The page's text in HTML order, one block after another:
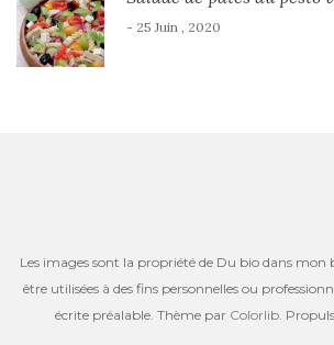
- 25 Juin , 2020
Les images sont la propriété de Du bio dans mon
être utilisées à des fins personnelles ou
écrite préalable. Thème par Colorlib .